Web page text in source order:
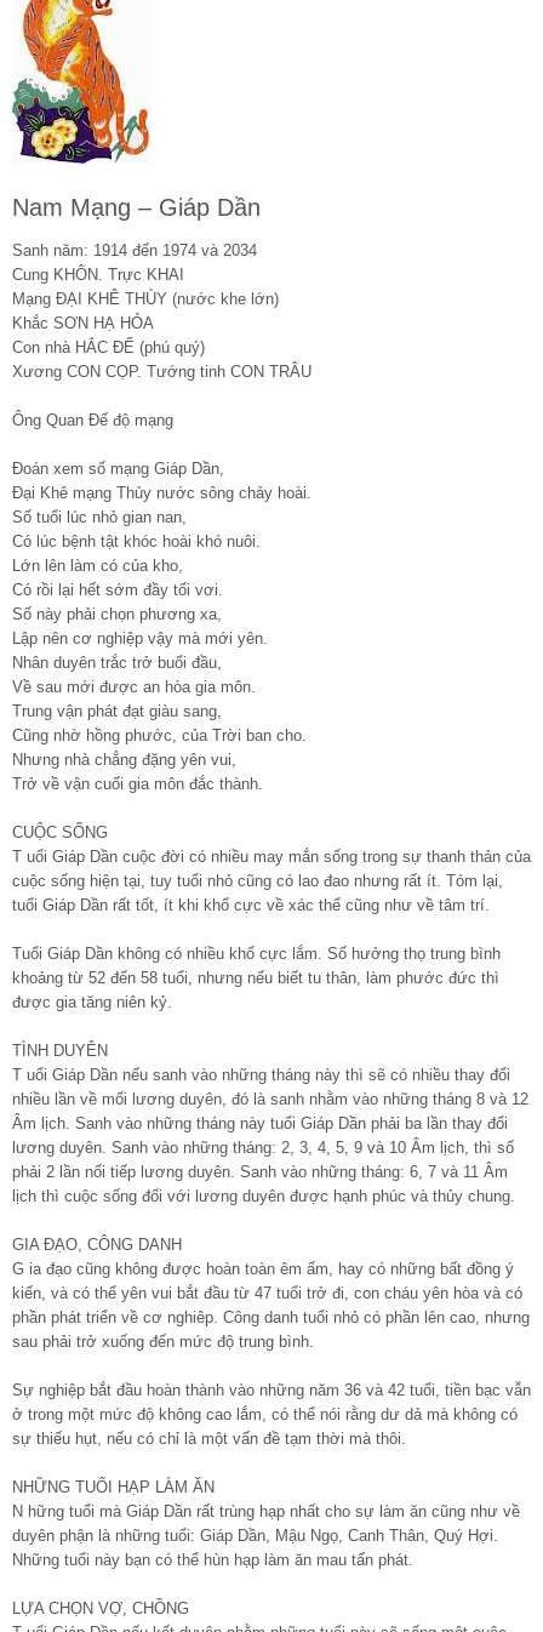
Nam Mạng – Giáp Dần
Sanh năm: 1914 đến 1974 và 2034
Cung KHÔN. Trực KHAI
Mạng ĐẠI KHÊ THÙY (nước khe lớn)
Khắc SƠN HẠ HỎA
Con nhà HẮC ĐẾ (phú quý)
Xương CON CỌP. Tướng tinh CON TRÂU
Ông Quan Đế độ mạng
Đoán xem số mạng Giáp Dần,
Đại Khê mạng Thủy nước sông chảy hoài.
Số tuổi lúc nhỏ gian nan,
Có lúc bệnh tật khóc hoài khó nuôi.
Lớn lên làm có của kho,
Có rồi lại hết sớm đầy tối vơi.
Số này phải chọn phương xa,
Lập nên cơ nghiệp vậy mà mới yên.
Nhân duyên trắc trở buổi đầu,
Về sau mới được an hòa gia môn.
Trung vận phát đạt giàu sang,
Cũng nhờ hồng phước, của Trời ban cho.
Nhưng nhà chẳng đặng yên vui,
Trở về vận cuối gia môn đắc thành.
CUỘC SỐNG
T uổi Giáp Dần cuộc đời có nhiều may mắn sống trong sự thanh thản của
cuộc sống hiện tại, tuy tuổi nhỏ cũng có lao đao nhưng rất ít. Tóm lại,
tuổi Giáp Dần rất tốt, ít khi khổ cực về xác thể cũng như về tâm trí.
Tuổi Giáp Dần không có nhiều khổ cực lắm. Số hưởng thọ trung bình
khoảng từ 52 đến 58 tuổi, nhưng nếu biết tu thân, làm phước đức thì
được gia tăng niên kỷ.
TÌNH DUYÊN
T uổi Giáp Dần nếu sanh vào những tháng này thì sẽ có nhiều thay đổi
nhiều lần về mối lương duyên, đó là sanh nhằm vào những tháng 8 và 12
Âm lịch. Sanh vào những tháng này tuổi Giáp Dần phải ba lần thay đổi
lương duyên. Sanh vào những tháng: 2, 3, 4, 5, 9 và 10 Âm lịch, thì số
phải 2 lần nối tiếp lương duyên. Sanh vào những tháng: 6, 7 và 11 Âm
lịch thì cuộc sống đối với lương duyên được hạnh phúc và thủy chung.
GIA ĐẠO, CÔNG DANH
G ia đạo cũng không được hoàn toàn êm ấm, hay có những bất đồng ý
kiến, và có thể yên vui bắt đầu từ 47 tuổi trở đi, con cháu yên hòa và có
phần phát triển về cơ nghiêp. Công danh tuổi nhỏ có phần lên cao, nhưng
sau phải trở xuống đến mức độ trung bình.
Sự nghiệp bắt đầu hoàn thành vào những năm 36 và 42 tuổi, tiền bạc vẫn
ở trong một mức độ không cao lắm, có thể nói rằng dư dả mà không có
sự thiếu hụt, nếu có chỉ là một vấn đề tạm thời mà thôi.
NHỮNG TUỔI HẠP LÀM ĂN
N hững tuổi mà Giáp Dần rất trùng hạp nhất cho sự làm ăn cũng như về
duyên phận là những tuổi: Giáp Dần, Mậu Ngọ, Canh Thân, Quý Hợi.
Những tuổi này bạn có thể hùn hạp làm ăn mau tấn phát.
LỰA CHỌN VỢ, CHỒNG